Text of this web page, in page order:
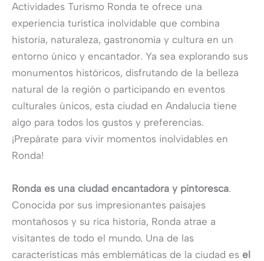
Actividades Turismo Ronda te ofrece una
experiencia turística inolvidable que combina
historia, naturaleza, gastronomía y cultura en un
entorno único y encantador. Ya sea explorando sus
monumentos históricos, disfrutando de la belleza
natural de la región o participando en eventos
culturales únicos, esta ciudad en Andalucía tiene
algo para todos los gustos y preferencias.
¡Prepárate para vivir momentos inolvidables en
Ronda!
Ronda es una ciudad encantadora y pintoresca.
Conocida por sus impresionantes paisajes
montañosos y su rica historia, Ronda atrae a
visitantes de todo el mundo. Una de las
características más emblemáticas de la ciudad es el